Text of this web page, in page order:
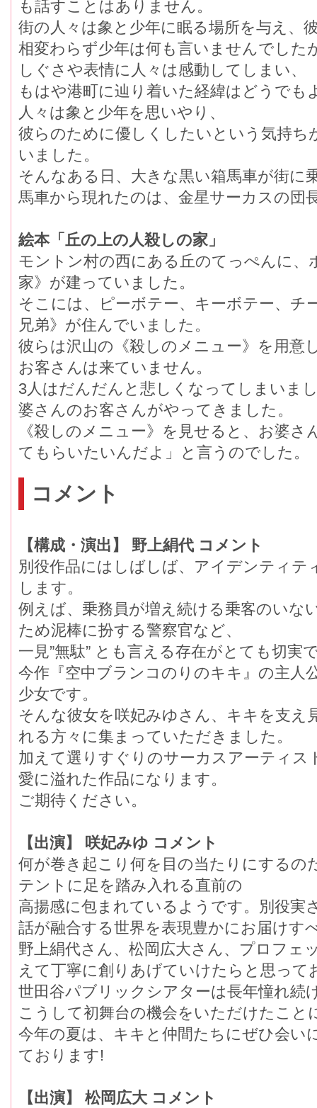
も話すことはありません。
街の人々は象と少年に眠る場所を与え、
相変わらず少年は何も言いませんでした
しぐさや表情に人々は感動してしまい、
もはや港町に辿り着いた経緯はどうでも
人々は象と少年を思いやり、
彼らのために優しくしたいという気持ち
いました。
そんなある日、大きな黒い箱馬車が街に
馬車から現れたのは、金星サーカスの団
絵本「丘の上の人殺しの家」
モントン村の西にある丘のてっぺんに、
家》が建っていました。
そこには、ピーボテー、キーボテー、チ
兄弟》が住んでいました。
彼らは沢山の《殺しのメニュー》を用意
お客さんは来ていません。
3人はだんだんと悲しくなってしまいま
婆さんのお客さんがやってきました。
《殺しのメニュー》を見せると、お婆
てもらいたいんだよ」と言うのでした。
コメント
【構成・演出】 野上絹代 コメント
別役作品にはしばしば、アイデンティテ
します。
例えば、乗務員が増え続ける乗客のいな
ため泥棒に扮する警察官など、
一見”無駄” とも言える存在がとても切実
今作『空中ブランコのりのキキ』の主人
少女です。
そんな彼女を咲妃みゆさん、キキを支え
れる方々に集まっていただきました。
加えて選りすぐりのサーカスアーティス
愛に溢れた作品になります。
ご期待ください。
【出演】 咲妃みゆ コメント
何が巻き起こり何を目の当たりにする
テントに足を踏み入れる直前の
高揚感に包まれているようです。別役実
話が融合する世界を表現豊かにお届けす
野上絹代さん、松岡広大さん、プロフェ
えて丁寧に創りあげていけたらと思って
世田谷パブリックシアターは長年憧れ続
こうして初舞台の機会をいただけたこと
今年の夏は、キキと仲間たちにぜひ会い
ております!
【出演】 松岡広大 コメント